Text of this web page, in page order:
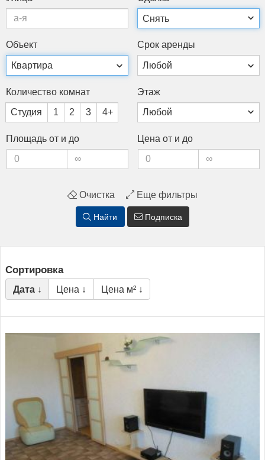
Объ­ект Срок арен­ды
Ко­личес­тво ком­нат
Студия 1 2 3 4+
Этаж
Пло­щадь от и до Це­на от и до
Очистка Еще фильтры
Найти Подписка
Сортировка
Дата ↓ Цена ↓ Цена м² ↓